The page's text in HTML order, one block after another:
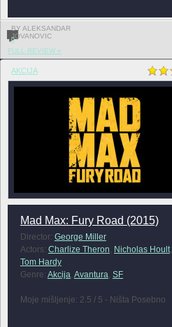
BY ALEKSANDAR
JOVANOVIC
0
FULL REVIEW »
AKCIJA
Mad Max: Fury Road (2015)
Director: George Miller
Actors: Charlize Theron, Nicholas Hoult,
Tom Hardy
Genre: Akcija, Avantura, SF
Moje mišljenje: 2.5 / 5 - Ništa Posebno